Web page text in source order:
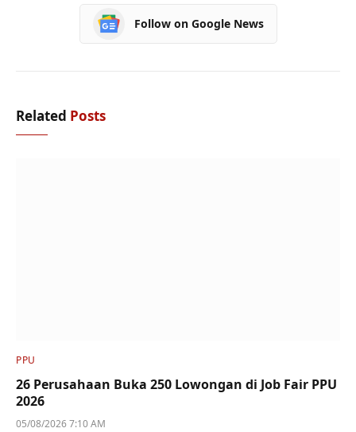
Follow on Google News
Related Posts
PPU
26 Perusahaan Buka 250 Lowongan di Job Fair PPU
2026
05/08/2026 7:10 AM